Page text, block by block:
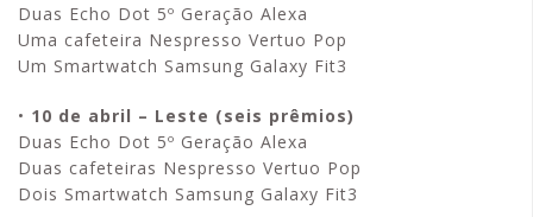
Duas Echo Dot 5º Geração Alexa
Uma cafeteira Nespresso Vertuo Pop
Um Smartwatch Samsung Galaxy Fit3
• 10 de abril – Leste (seis prêmios)
Duas Echo Dot 5º Geração Alexa
Duas cafeteiras Nespresso Vertuo Pop
Dois Smartwatch Samsung Galaxy Fit3